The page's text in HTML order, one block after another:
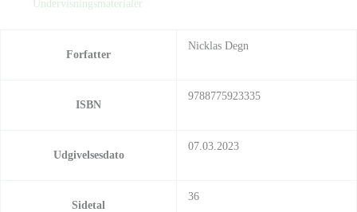
Undervisningsmaterialer
Forfatter
Nicklas Degn
ISBN
9788775923335
Udgivelsesdato
07.03.2023
Sidetal
36